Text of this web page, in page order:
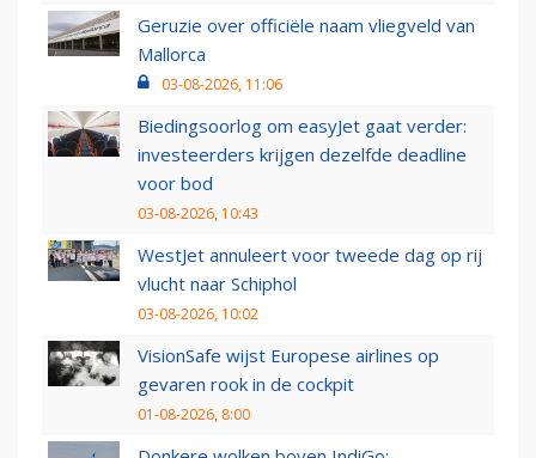
Geruzie over officiële naam vliegveld van
Mallorca
03-08-2026, 11:06
Biedingsoorlog om easyJet gaat verder:
investeerders krijgen dezelfde deadline
voor bod
03-08-2026, 10:43
WestJet annuleert voor tweede dag op rij
vlucht naar Schiphol
03-08-2026, 10:02
VisionSafe wijst Europese airlines op
gevaren rook in de cockpit
01-08-2026, 8:00